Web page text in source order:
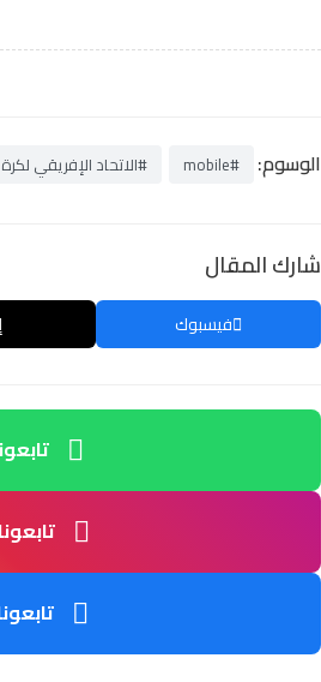
الوسوم: #mobile #الاتحاد الإفريقي
شارك المقال
فيسبوك